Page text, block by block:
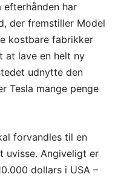
efterhånden har
der fremstiller Model
kostbare fabrikker
at lave en helt ny
udnytte den
Tesla mange penge
forvandles til en
uvisse. Angiveligt er
dollars i USA –